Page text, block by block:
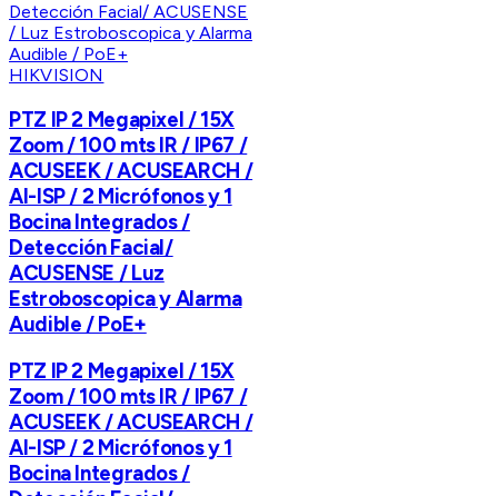
HIKVISION
PTZ IP 2 Megapixel / 15X
Zoom / 100 mts IR / IP67 /
ACUSEEK / ACUSEARCH /
AI-ISP / 2 Micrófonos y 1
Bocina Integrados /
Detección Facial/
ACUSENSE / Luz
Estroboscopica y Alarma
Audible / PoE+
PTZ IP 2 Megapixel / 15X
Zoom / 100 mts IR / IP67 /
ACUSEEK / ACUSEARCH /
AI-ISP / 2 Micrófonos y 1
Bocina Integrados /